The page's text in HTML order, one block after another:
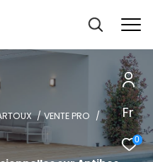
Fr
0
VENTE PRO